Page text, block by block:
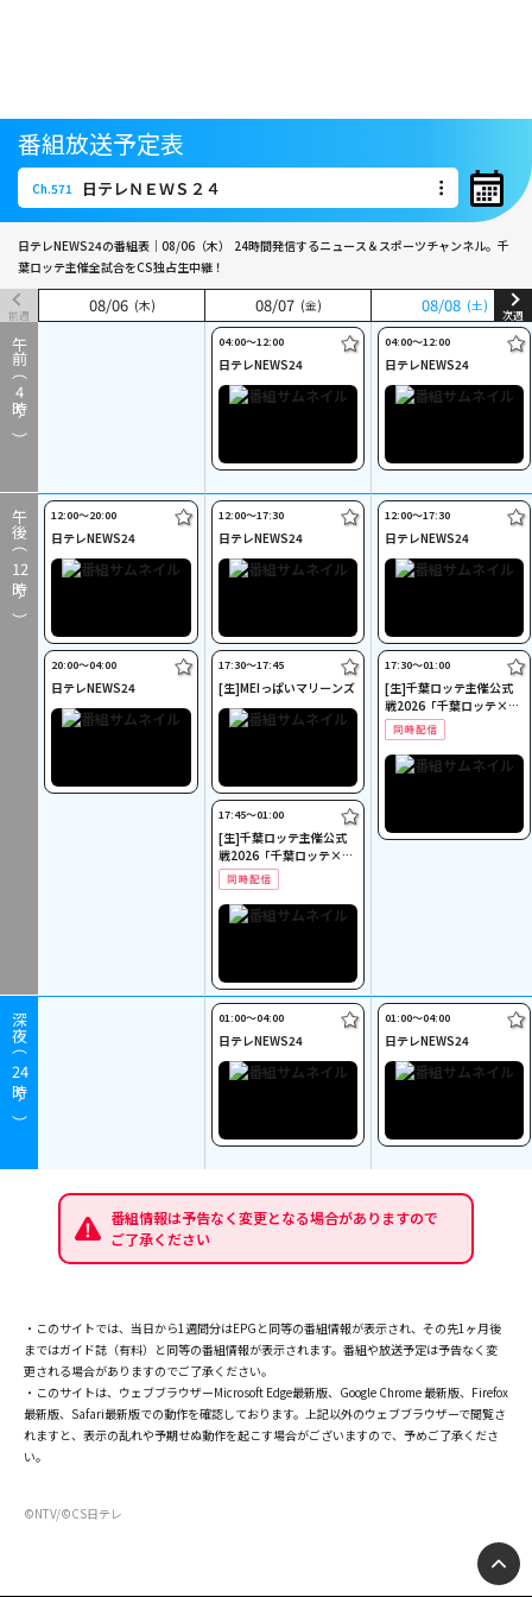
番組放送予定表
Ch.571 日テレＮＥＷＳ２４
Ch.571 日テレＮＥＷＳ２４
日テレNEWS24の番組表｜08/06（木）
24時間発信するニュース＆スポーツチャンネル。千
葉ロッテ主催全試合をCS独占生中継！
08/06 (木) 08/07 (金) 08/08 (土)
前週 次週
午前（
4
時～）
午後（
12
時～）
深夜（
24
時～）
08/06 (木) 08/07 (金) 08/08 (土)
04:00〜12:00
日テレNEWS24
04:00〜12:00
日テレNEWS24
12:00〜20:00
日テレNEWS24
20:00〜04:00
日テレNEWS24
12:00〜17:30
日テレNEWS24
17:30〜17:45
[生]MEIっぱいマリーンズ
17:45〜01:00
[生]千葉ロッテ主催公式
戦2026「千葉ロッテ×オ
リックス」
12:00〜17:30
日テレNEWS24
17:30〜01:00
[生]千葉ロッテ主催公式
戦2026「千葉ロッテ×オ
リックス」
01:00〜04:00
日テレNEWS24
01:00〜04:00
日テレNEWS24
番組情報は予告なく変更となる場合がありますので
ご了承ください
・このサイトでは、当日から1週間分はEPGと同等の番組情報が表示され、その先1ヶ月後
まではガイド誌（有料）と同等の番組情報が表示されます。番組や放送予定は予告なく変
更される場合がありますのでご了承ください。
・このサイトは、ウェブブラウザーMicrosoft Edge最新版、Google Chrome 最新版、Firefox
最新版、Safari最新版での動作を確認しております。上記以外のウェブブラウザーで閲覧さ
れますと、表示の乱れや予期せぬ動作を起こす場合がございますので、予めご了承くださ
い。
©NTV/©CS日テレ